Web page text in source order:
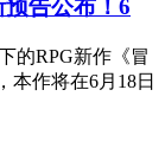
预告公布！6
的RPG新作《冒
本作将在6月18日